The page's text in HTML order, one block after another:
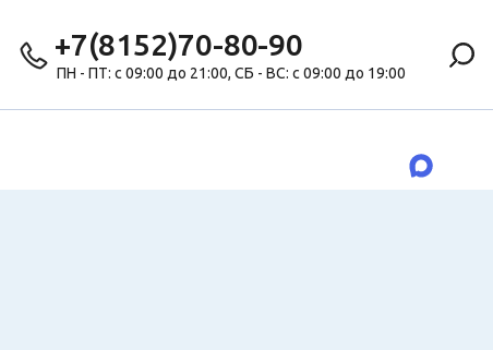
+7(8152)70-80-90
ПН - ПТ: с 09:00 до 21:00, СБ - ВС: с 09:00 до 19:00